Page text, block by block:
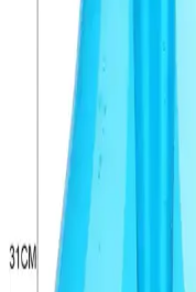
Evcil hayvan tüyleri ve
eufy, Dreame ve
inceleniyor. Performans,
alınmıştır.
UCLA'nın
Güneş Enerjisi
UCLA araştırmacıları,
ederek güneş enerjisi
bir çözüm sundu. Bu
enerji depolamayı
Çoklu Cihazlar İçin